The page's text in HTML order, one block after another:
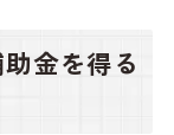
金を得る